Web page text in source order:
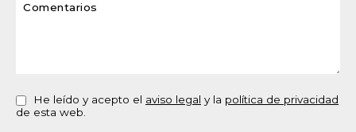
He leído y acepto el aviso legal y la política de privacidad
de esta web.